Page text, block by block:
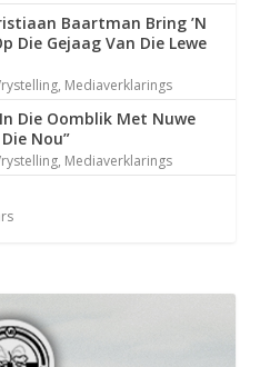
Baartman Bring ’N
Die Gejaag Van Die Lewe
, Mediaverklarings
Die Oomblik Met Nuwe
Nou”
, Mediaverklarings